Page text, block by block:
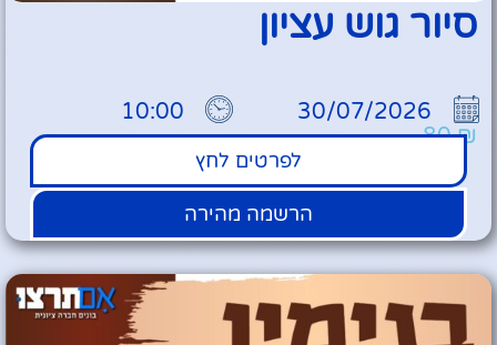
סיור גוש עציון
30/07/2026
10:00
80₪
לפרטים לחץ
הרשמה מהירה